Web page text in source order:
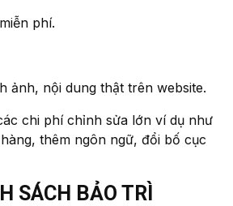
phí.
ảnh, nội dung thật trên website.
chi phí chỉnh sửa lớn ví dụ như
thêm ngôn ngữ, đổi bố cục
SÁCH BẢO TRÌ